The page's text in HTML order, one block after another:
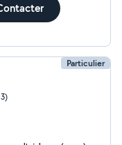
Particulier